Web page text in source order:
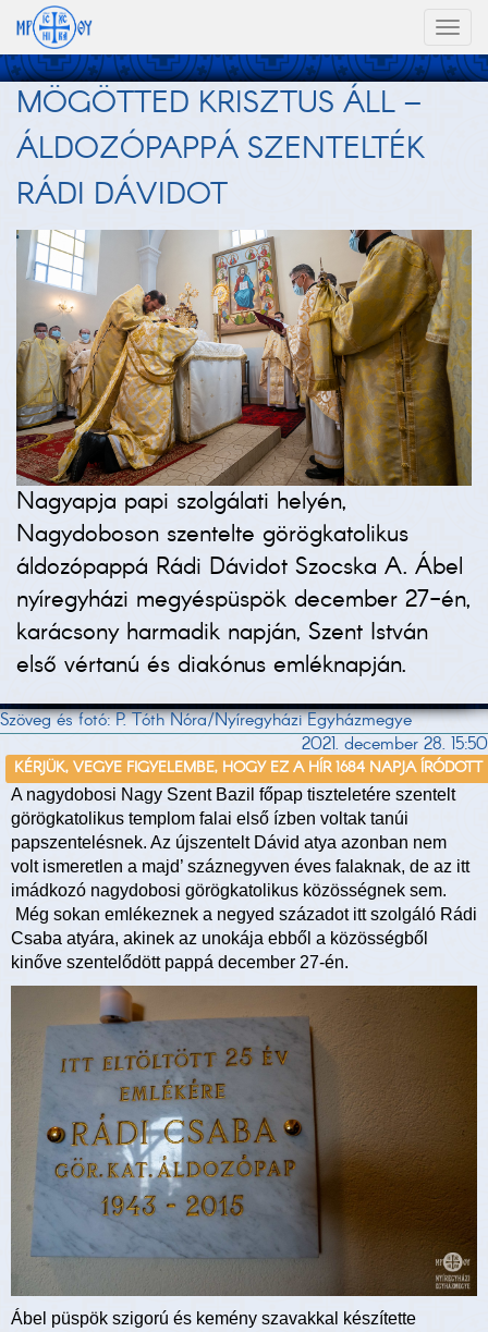
MÖGÖTTED KRISZTUS ÁLL –
ÁLDOZÓPAPPÁ SZENTELTÉK
RÁDI DÁVIDOT
Nagyapja papi szolgálati helyén,
Nagydoboson szentelte görögkatolikus
áldozópappá Rádi Dávidot Szocska A. Ábel
nyíregyházi megyéspüspök december 27-én,
karácsony harmadik napján, Szent István
első vértanú és diakónus emléknapján.
Szöveg és fotó: P. Tóth Nóra/Nyíregyházi Egyházmegye
2021. december 28. 15:50
KÉRJÜK, VEGYE FIGYELEMBE, HOGY EZ A HÍR 1684 NAPJA ÍRÓDOTT
A nagydobosi Nagy Szent Bazil főpap tiszteletére szentelt
görögkatolikus templom falai első ízben voltak tanúi
papszentelésnek. Az újszentelt Dávid atya azonban nem
volt ismeretlen a majd’ száznegyven éves falaknak, de az itt
imádkozó nagydobosi görögkatolikus közösségnek sem.
Még sokan emlékeznek a negyed századot itt szolgáló Rádi
Csaba atyára, akinek az unokája ebből a közösségből
kinőve szentelődött pappá december 27-én.
Ábel püspök szigorú és kemény szavakkal készítette